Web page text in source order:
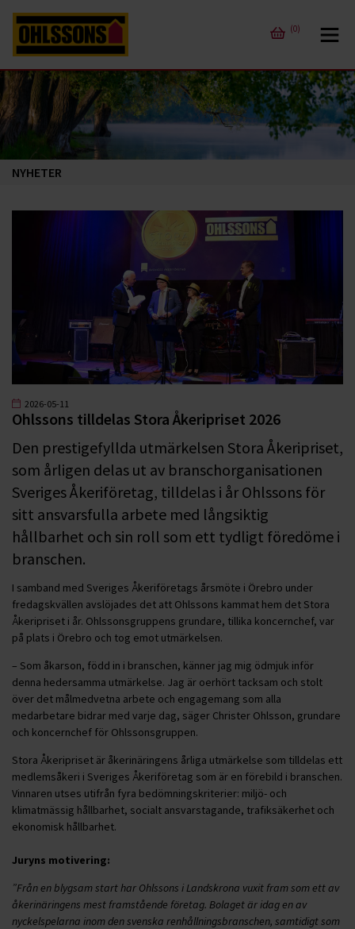
(0)
NYHETER
2026-05-11
Ohlssons tilldelas Stora Åkeripriset 2026
Den prestigefyllda utmärkelsen Stora Åkeripriset,
som årligen delas ut av branschorganisationen
Sveriges Åkeriföretag, tilldelas i år Ohlssons för
sitt ansvarsfulla arbete med långsiktig
hållbarhet och sin roll som ett tydligt föredöme i
branschen.
I samband med Sveriges Åkeriföretags årsmöte i Örebro under
fredagskvällen avslöjades det att Ohlssons kammat hem det Stora
Åkeripriset i år. Ohlssonsgruppens grundare, tillika koncernchef, var
på plats i Örebro och tog emot utmärkelsen.
– Som åkarson, född in i branschen, känner jag mig ödmjuk inför
denna hedersamma utmärkelse. Jag är oerhört tacksam och stolt
över det målmedvetna arbete och engagemang som alla
medarbetare bidrar med varje dag, säger Christer Ohlsson, grundare
och koncernchef för Ohlssonsgruppen.
Stora Åkeripriset är åkerinäringens årliga utmärkelse som tilldelas ett
medlemsåkeri i Sveriges Åkeriföretag som är en förebild i branschen.
Vinnaren utses utifrån fyra bedömningskriterier: miljö- och
klimatmässig hållbarhet, socialt ansvarstagande, trafiksäkerhet och
ekonomisk hållbarhet.
Juryns motivering:
”Från en blygsam start har Ohlssons i Landskrona vuxit fram som ett av
åkerinäringens mest framstående företag. Bolaget är idag en av
nyckelspelarna inom den svenska renhållningsbranschen, samtidigt som